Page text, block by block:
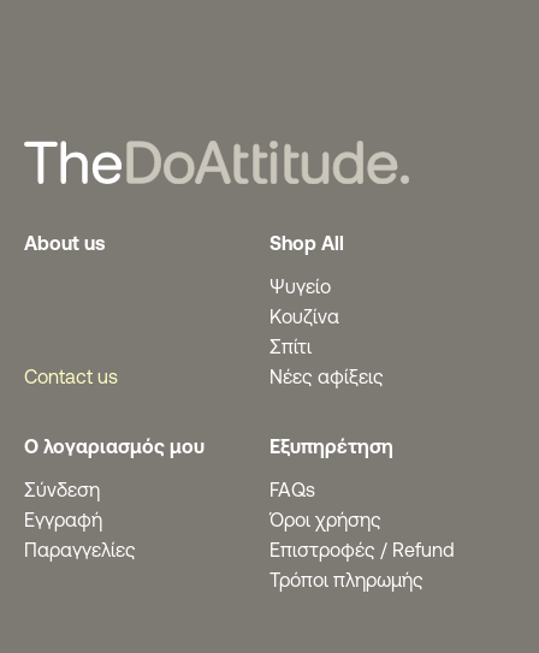
About us
Contact us
Shop All
Ψυγείο
Κουζίνα
Σπίτι
Νέες αφίξεις
Ο λογαριασμός μου
Σύνδεση
Εγγραφή
Παραγγελίες
Εξυπηρέτηση
FAQs
Όροι χρήσης
Eπιστροφές / Refund
Τρόποι πληρωμής